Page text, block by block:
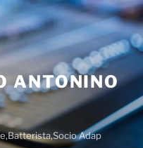
ANTONINO
Adap